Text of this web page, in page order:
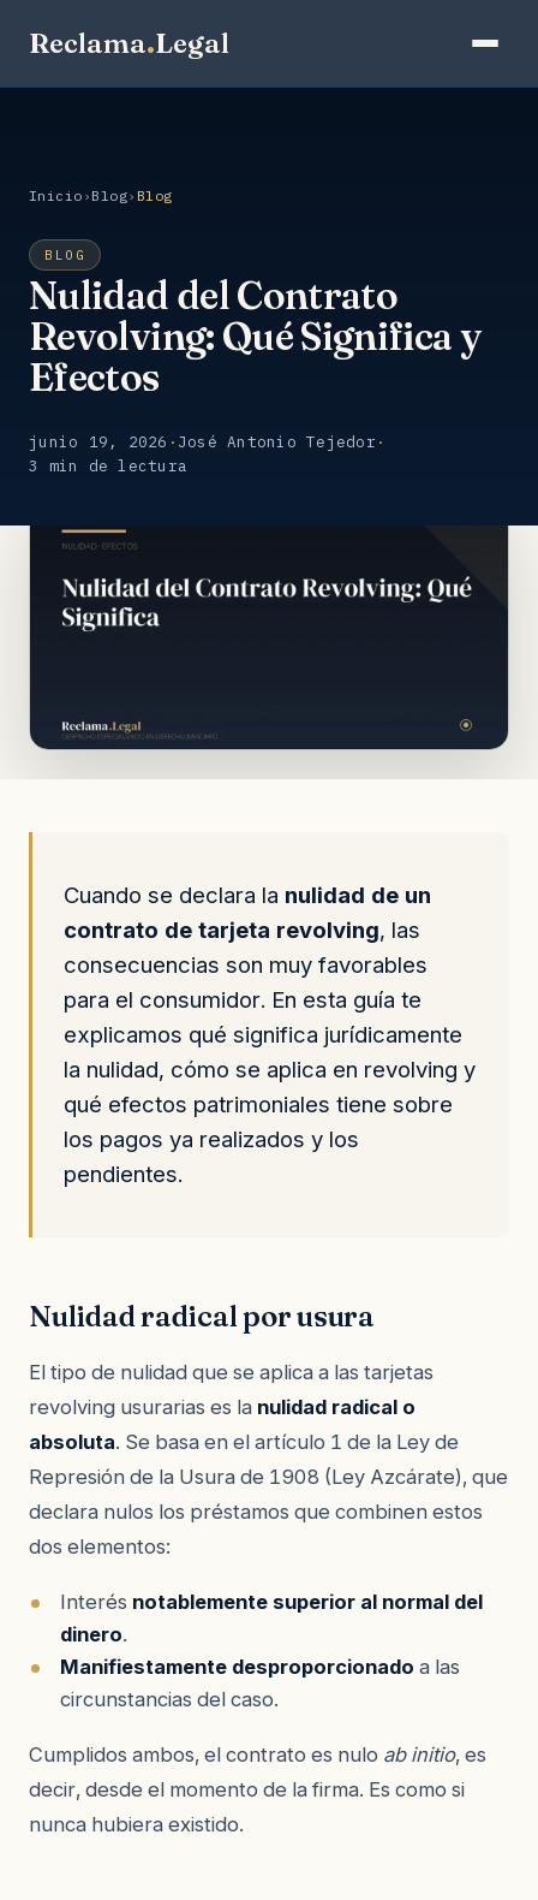
Reclama.Legal
Inicio › Blog› Blog
BLOG
Nulidad del Contrato
Revolving: Qué Significa y
Efectos
junio 19, 2026 · José Antonio Tejedor ·
3 min de lectura
Cuando se declara la nulidad de un
contrato de tarjeta revolving, las
consecuencias son muy favorables
para el consumidor. En esta guía te
explicamos qué significa jurídicamente
la nulidad, cómo se aplica en revolving y
qué efectos patrimoniales tiene sobre
los pagos ya realizados y los
pendientes.
Nulidad radical por usura
El tipo de nulidad que se aplica a las tarjetas
revolving usurarias es la nulidad radical o
absoluta. Se basa en el artículo 1 de la Ley de
Represión de la Usura de 1908 (Ley Azcárate), que
declara nulos los préstamos que combinen estos
dos elementos:
Interés notablemente superior al normal del
dinero.
Manifiestamente desproporcionado a las
circunstancias del caso.
Cumplidos ambos, el contrato es nulo ab initio, es
decir, desde el momento de la firma. Es como si
nunca hubiera existido.